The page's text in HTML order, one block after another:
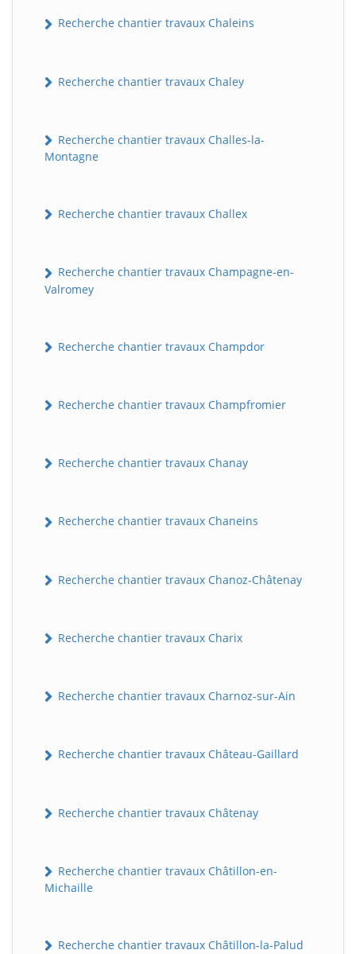
Recherche chantier travaux Chaleins
Recherche chantier travaux Chaley
Recherche chantier travaux Challes-la-
Montagne
Recherche chantier travaux Challex
Recherche chantier travaux Champagne-en-
Valromey
Recherche chantier travaux Champdor
Recherche chantier travaux Champfromier
Recherche chantier travaux Chanay
Recherche chantier travaux Chaneins
Recherche chantier travaux Chanoz-Châtenay
Recherche chantier travaux Charix
Recherche chantier travaux Charnoz-sur-Ain
Recherche chantier travaux Château-Gaillard
Recherche chantier travaux Châtenay
Recherche chantier travaux Châtillon-en-
Michaille
Recherche chantier travaux Châtillon-la-Palud